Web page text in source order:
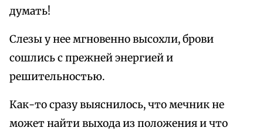
думать!
Слезы у нее мгновенно высохли, брови
сошлись с прежней энергией и
решительностью.
Как-то сразу выяснилось, что мечник не
может найти выхода из положения и что